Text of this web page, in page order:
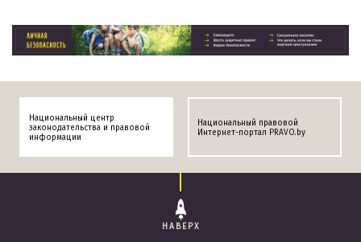
Национальный центр
законодательства и правовой
информации
Национальный правовой
Интернет-портал PRAVO.by
НАВЕРХ